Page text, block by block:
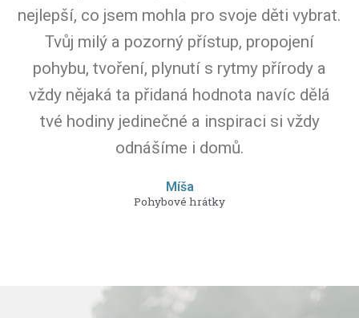
nejlepší, co jsem mohla pro svoje děti vybrat.
Tvůj milý a pozorný přístup, propojení
pohybu, tvoření, plynutí s rytmy přírody a
vždy nějaká ta přidaná hodnota navíc dělá
tvé hodiny jedinečné a inspiraci si vždy
odnášíme i domů.
Míša
Pohybové hrátky